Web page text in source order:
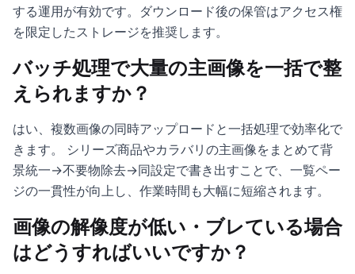
する運用が有効です。ダウンロード後の保管はアクセス権
を限定したストレージを推奨します。
バッチ処理で大量の主画像を一括で整
えられますか？
はい、複数画像の同時アップロードと一括処理で効率化で
きます。 シリーズ商品やカラバリの主画像をまとめて背
景統一→不要物除去→同設定で書き出すことで、一覧ペー
ジの一貫性が向上し、作業時間も大幅に短縮されます。
画像の解像度が低い・ブレている場合
はどうすればいいですか？